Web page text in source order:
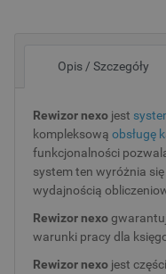
Opis / Szczegóły
Rewizor nexo jest
kompleksowąobsługę
funkcjonalności
system ten wyróżnia
wydajnością
Rewizor nexo
warunki pracy dla
Rewizor nexo jest